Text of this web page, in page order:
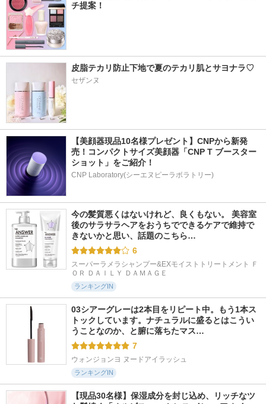
チ提案！
皮脂テカリ防止下地で夏のテカリ肌とサヨナラ♡
セザンヌ
【美顔器現品10名様プレゼント】CNPから新発
売！コンパクトサイズ美顔器「CNP T ブースター
ショット」をご紹介！
CNP Laboratory(シーエヌピーラボラトリー)
今の髪質悪くはないけれど、良くもない。 美容室
後のサラサラヘアをおうちでできるケアで維持で
きないかと思い、話題のこちら…
6
スーパーラメラシャンプー&EXモイストトリートメント Ｆ
ＯＲ ＤＡＩＬＹ ＤＡＭＡＧＥ
ランキングIN
03シアーグレーは2本目をリピート中。もう1本ス
トックしています。ナチュラルに盛るとはこうい
うことなのか、と腑に落ちたマス…
7
ウォンジョンヨ ヌードアイラッシュ
ランキングIN
【現品30名様】保湿成分を封じ込め、リッチなツ